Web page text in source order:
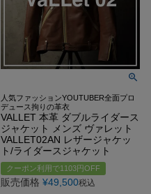
人気ファッションYOUTUBER全面プロ
デュース拘りの革衣
VALLET 本革 ダブルライダース
ジャケット メンズ ヴァレット
VALLET02AN レザージャケッ
ト/ライダースジャケット
クーポン利用で1103円OFF
販売価格 ¥49,500税込